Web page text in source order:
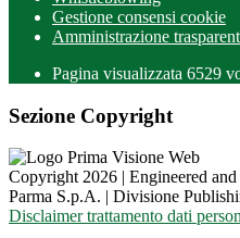
Gestione consensi cookie
Amministrazione
Pagina visualizzata 6529
Sezione Copyright
Copyright 2026 | Engineered
Parma S.p.A. | Divisione
Disclaimer trattamento dati